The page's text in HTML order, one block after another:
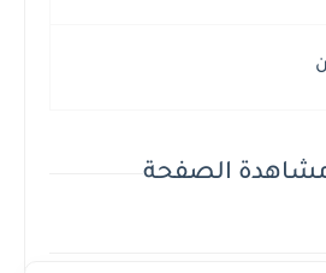
الصفحة